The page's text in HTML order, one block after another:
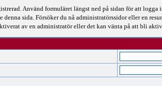
Använd formuläret längst ned på sidan för att logga
denna sida. Försöker du nå administratörssidor eller en
av en administratör eller det kan vänta på att bli